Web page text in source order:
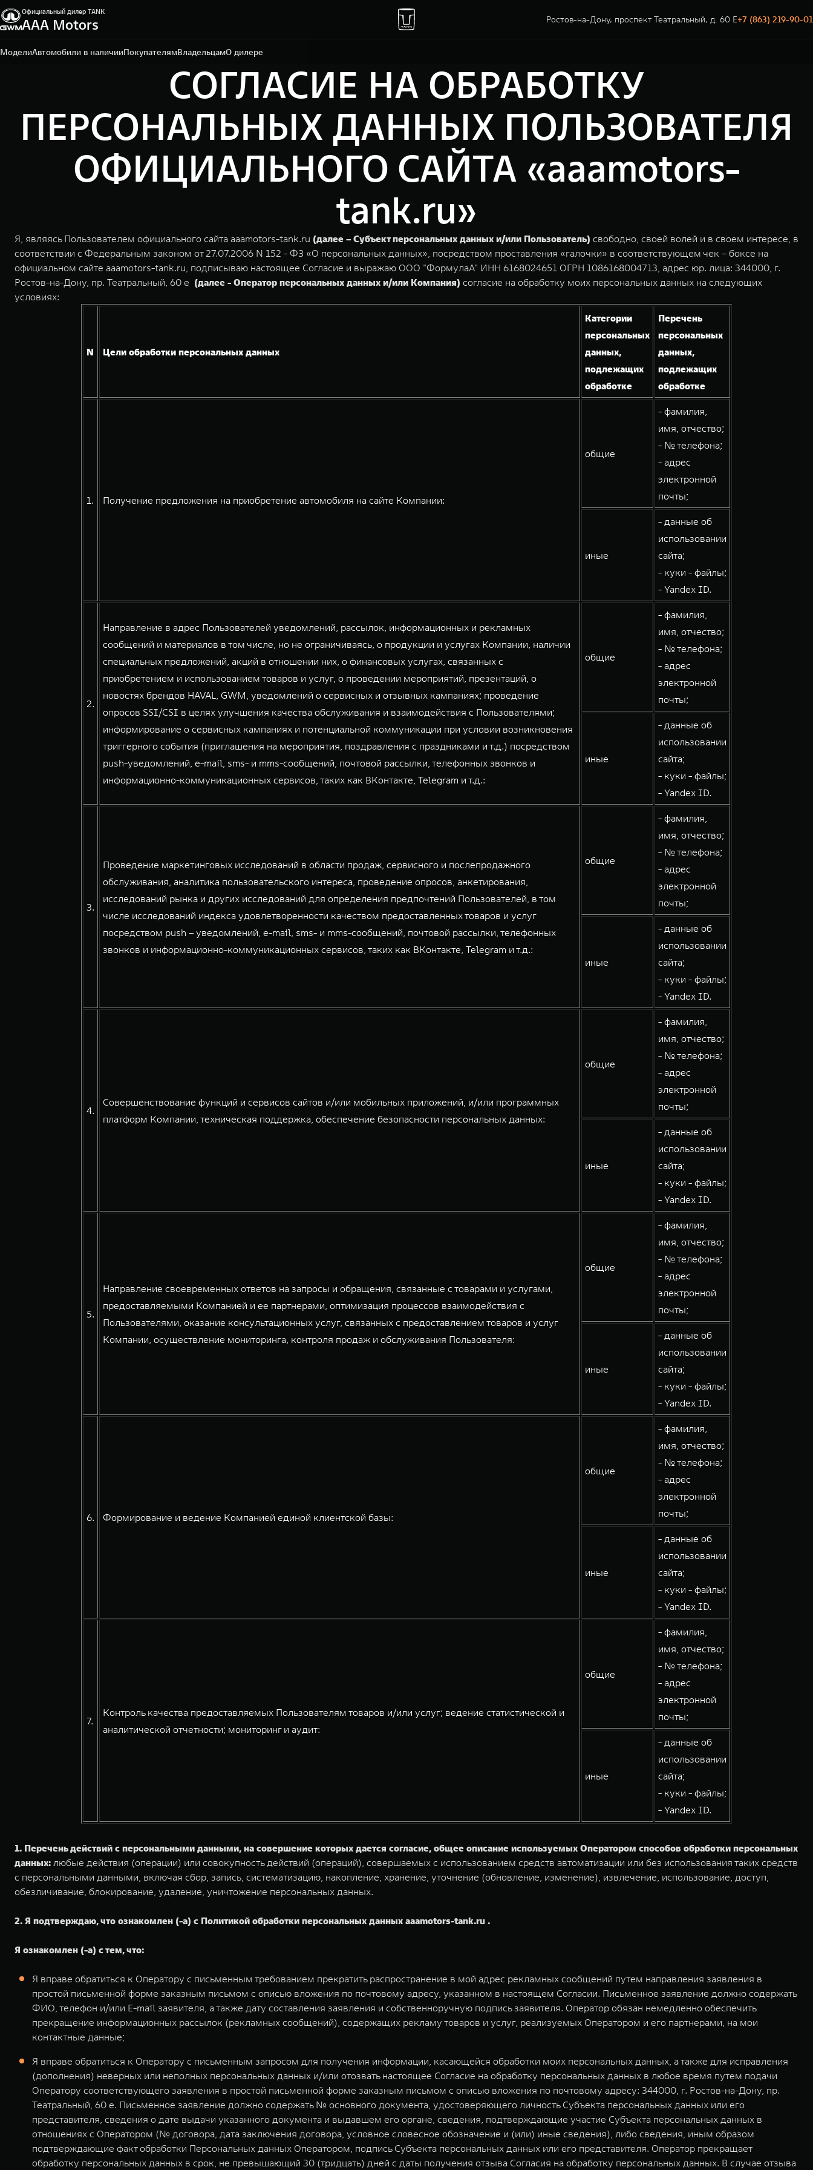
Официальный дилер TANK
ААА Motors Ростов-на-Дону, проспект Театральный, д. 60 Е+7 (863) 219-90-01
МоделиАвтомобили в наличииПокупателямВладельцамО дилере
Ростов-на-Дону, проспект Театральный, д. 60 Е
+7 (863) 219-90-01
СОГЛАСИЕ НА ОБРАБОТКУ
ПЕРСОНАЛЬНЫХ ДАННЫХ ПОЛЬЗОВАТЕЛЯ
ОФИЦИАЛЬНОГО САЙТА «aaamotors-
tank.ru»
Я, являясь Пользователем официального сайта aaamotors-tank.ru (далее – Субъект персональных данных и/или Пользователь) свободно, своей волей и в своем интересе, в
соответствии с Федеральным законом от 27.07.2006 N 152 - ФЗ «О персональных данных», посредством проставления «галочки» в соответствующем чек – боксе на
официальном сайте aaamotors-tank.ru, подписываю настоящее Согласие и выражаю ООО "ФормулаА" ИНН 6168024651 ОГРН 1086168004713, адрес юр. лица: 344000, г.
Ростов-на-Дону, пр. Театральный, 60 е (далее - Оператор персональных данных и/или Компания) согласие на обработку моих персональных данных на следующих
условиях:
N Цели обработки персональных данных
Категории
персональных
данных,
подлежащих
обработке
Перечень
персональных
данных,
подлежащих
обработке
1. Получение предложения на приобретение автомобиля на сайте Компании:
общие
- фамилия,
имя, отчество;
- № телефона;
- адрес
электронной
почты;
иные
- данные об
использовании
сайта;
- куки - файлы;
- Yandex ID.
2.
Направление в адрес Пользователей уведомлений, рассылок, информационных и рекламных
сообщений и материалов в том числе, но не ограничиваясь, о продукции и услугах Компании, наличии
специальных предложений, акций в отношении них, о финансовых услугах, связанных с
приобретением и использованием товаров и услуг, о проведении мероприятий, презентаций, о
новостях брендов HAVAL, GWM, уведомлений о сервисных и отзывных кампаниях; проведение
опросов SSI/CSI в целях улучшения качества обслуживания и взаимодействия с Пользователями;
информирование о сервисных кампаниях и потенциальной коммуникации при условии возникновения
триггерного события (приглашения на мероприятия, поздравления с праздниками и т.д.) посредством
push-уведомлений, e-mail, sms- и mms-сообщений, почтовой рассылки, телефонных звонков и
информационно-коммуникационных сервисов, таких как ВКонтакте, Telegram и т.д.:
общие
- фамилия,
имя, отчество;
- № телефона;
- адрес
электронной
почты;
иные
- данные об
использовании
сайта;
- куки - файлы;
- Yandex ID.
3.
Проведение маркетинговых исследований в области продаж, сервисного и послепродажного
обслуживания, аналитика пользовательского интереса, проведение опросов, анкетирования,
исследований рынка и других исследований для определения предпочтений Пользователей, в том
числе исследований индекса удовлетворенности качеством предоставленных товаров и услуг
посредством push – уведомлений, e-mail, sms- и mms-сообщений, почтовой рассылки, телефонных
звонков и информационно-коммуникационных сервисов, таких как ВКонтакте, Telegram и т.д.:
общие
- фамилия,
имя, отчество;
- № телефона;
- адрес
электронной
почты;
иные
- данные об
использовании
сайта;
- куки - файлы;
- Yandex ID.
4.
Совершенствование функций и сервисов сайтов и/или мобильных приложений, и/или программных
платформ Компании, техническая поддержка, обеспечение безопасности персональных данных:
общие
- фамилия,
имя, отчество;
- № телефона;
- адрес
электронной
почты;
иные
- данные об
использовании
сайта;
- куки - файлы;
- Yandex ID.
5.
Направление своевременных ответов на запросы и обращения, связанные с товарами и услугами,
предоставляемыми Компанией и ее партнерами, оптимизация процессов взаимодействия с
Пользователями, оказание консультационных услуг, связанных с предоставлением товаров и услуг
Компании, осуществление мониторинга, контроля продаж и обслуживания Пользователя:
общие
- фамилия,
имя, отчество;
- № телефона;
- адрес
электронной
почты;
иные
- данные об
использовании
сайта;
- куки - файлы;
- Yandex ID.
6. Формирование и ведение Компанией единой клиентской базы:
общие
- фамилия,
имя, отчество;
- № телефона;
- адрес
электронной
почты;
иные
- данные об
использовании
сайта;
- куки - файлы;
- Yandex ID.
7.
Контроль качества предоставляемых Пользователям товаров и/или услуг; ведение статистической и
аналитической отчетности; мониторинг и аудит:
общие
- фамилия,
имя, отчество;
- № телефона;
- адрес
электронной
почты;
иные
- данные об
использовании
сайта;
- куки - файлы;
- Yandex ID.
1. Перечень действий с персональными данными, на совершение которых дается согласие, общее описание используемых Оператором способов обработки персональных
данных: любые действия (операции) или совокупность действий (операций), совершаемых с использованием средств автоматизации или без использования таких средств
с персональными данными, включая сбор, запись, систематизацию, накопление, хранение, уточнение (обновление, изменение), извлечение, использование, доступ,
обезличивание, блокирование, удаление, уничтожение персональных данных.
2. Я подтверждаю, что ознакомлен (-а) с Политикой обработки персональных данных aaamotors-tank.ru .
Я ознакомлен (-а) с тем, что:
Я вправе обратиться к Оператору с письменным требованием прекратить распространение в мой адрес рекламных сообщений путем направления заявления в
простой письменной форме заказным письмом с описью вложения по почтовому адресу, указанном в настоящем Согласии. Письменное заявление должно содержать
ФИО, телефон и/или E-mail заявителя, а также дату составления заявления и собственноручную подпись заявителя. Оператор обязан немедленно обеспечить
прекращение информационных рассылок (рекламных сообщений), содержащих рекламу товаров и услуг, реализуемых Оператором и его партнерами, на мои
контактные данные;
Я вправе обратиться к Оператору с письменным запросом для получения информации, касающейся обработки моих персональных данных, а также для исправления
(дополнения) неверных или неполных персональных данных и/или отозвать настоящее Согласие на обработку персональных данных в любое время путем подачи
Оператору соответствующего заявления в простой письменной форме заказным письмом с описью вложения по почтовому адресу: 344000, г. Ростов-на-Дону, пр.
Театральный, 60 е. Письменное заявление должно содержать № основного документа, удостоверяющего личность Субъекта персональных данных или его
представителя, сведения о дате выдачи указанного документа и выдавшем его органе, сведения, подтверждающие участие Субъекта персональных данных в
отношениях с Оператором (№ договора, дата заключения договора, условное словесное обозначение и (или) иные сведения), либо сведения, иным образом
подтверждающие факт обработки Персональных данных Оператором, подпись Субъекта персональных данных или его представителя. Оператор прекращает
обработку персональных данных в срок, не превышающий 30 (тридцать) дней с даты получения отзыва Согласия на обработку персональных данных. В случае отзыва